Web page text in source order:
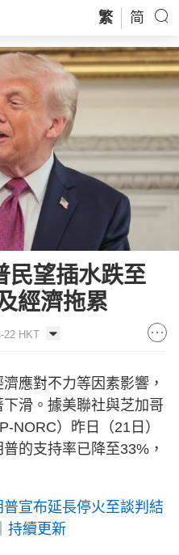
繁 简
民望插水跌至
經濟拖累
22 HKT
應對不力等因素影響，
滑。據美聯社與芝加哥
NORC）昨日（21日）
的支持率已降至33%，
宣布延長停火至談判結
持續更新